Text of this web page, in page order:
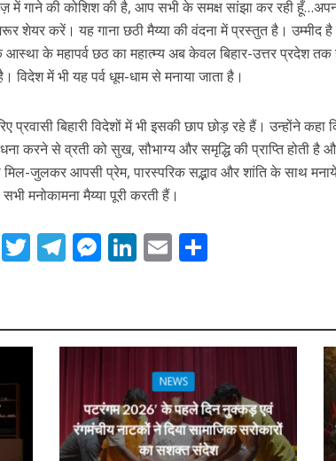
अरविंद अकेला कल्लू के नए अंदाज़ ने मचाई धूम, ‘राउंड राउंड’ को मिल रहा
में गाने की कोशिश की है, आप सभी के समक्ष सांझा कर रही
शेयर करें। यह गाना छठी मैय्या की वंदना में प्रस्तुत है।
आस्था के महापर्व छठ का महात्म्य अब केवल बिहार-उत्तर प्रदेश
विदेश में भी यह पर्व धूम-धाम से मनाया जाता है।
प्रवासी बिहारी विदेशों में भी इसकी छाप छोड़ रहे हैं। उन्होंने कहा
करने से व्रती को सुख, सौभाग्य और समृद्धि की प्राप्ति होती है
मिल-जुलकर आपसी प्रेम, पारस्परिक सद्भाव और शांति के साथ
मनोकामना मैय्या पूरी करती हैं।
F T
er
T
gr
a
m
M
e
g
er
Li
e
n
E
l e
NEWS
पटरंगम 2026′ के पहले दिन नुक्कड़ एवं
रंगमंचीय नाटकों ने दिया सामाजिक सरोकारों
का सशक्त संदेश